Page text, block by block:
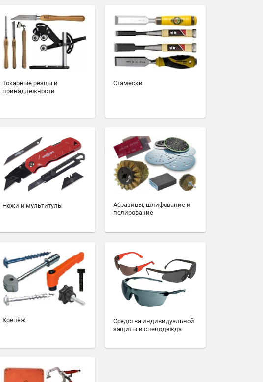
Токарные резцы и
принадлежности
Стамески
Ножи и мультитулы
Абразивы, шлифование и
полирование
Крепёж
Средства индивидуальной
защиты и спецодежда